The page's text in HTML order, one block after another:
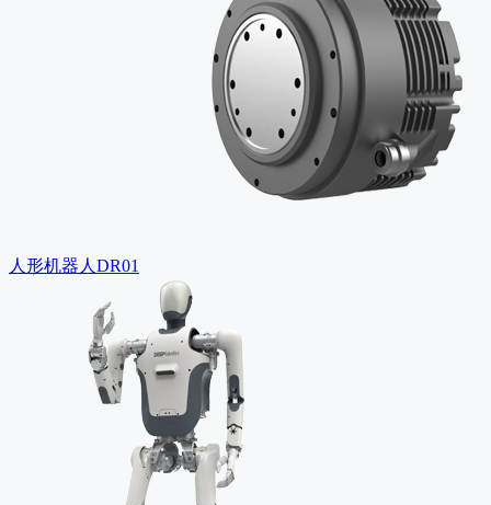
人形机器人DR01